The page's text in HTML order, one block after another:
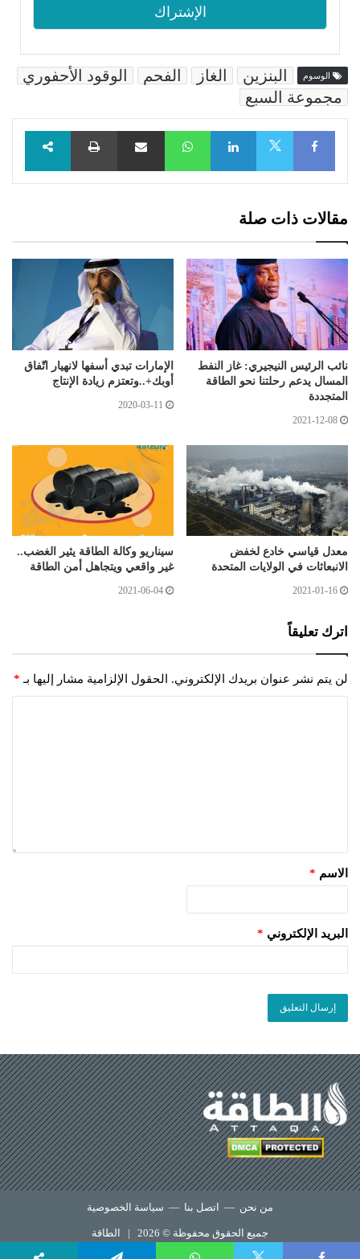
الوسوم البنزين الغاز الفحم
الوقود الأحفوري
مجموعة السبع
Facebook
LinkedIn
WhatsAppمشاركة عبر البريد طباعة
مقالات ذات صلة
نائب الرئيس النيجيري: غاز النفط
المسال يدعم رحلتنا نحو الطاقة
المتجددة
2021-12-08
الإمارات تبدي أسفها لانهيار اتّفاق
أوبك+..وتعتزم زيادة الإنتاج
2020-03-11
معدل قياسي خادع لخفض
الانبعاثات في الولايات المتحدة
2021-01-16
سيناريو وكالة الطاقة يثير الغضب..
غير واقعي ويتجاهل أمن الطاقة
2021-06-04
اترك تعليقاً
لن يتم نشر عنوان بريدك الإلكتروني. الحقول الإلزامية مشار إليها بـ *
الاسم *
البريد الإلكتروني *
من نحن — اتصل بنا — سياسة الخصوصية
جميع الحقوق محفوظة © 2026 | الطاقة